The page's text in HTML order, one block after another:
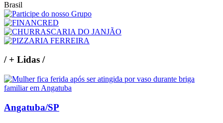
Brasil
/+ Lidas /
Angatuba/SP